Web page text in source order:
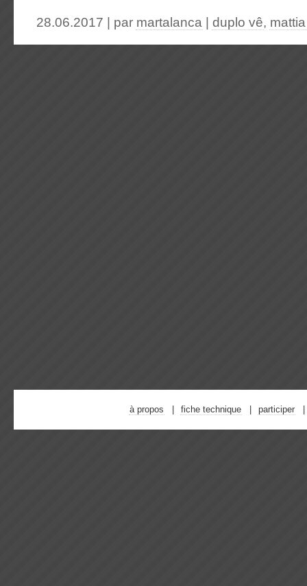
28.06.2017 | par martalanca duplo vê,
à propos fiche technique participer